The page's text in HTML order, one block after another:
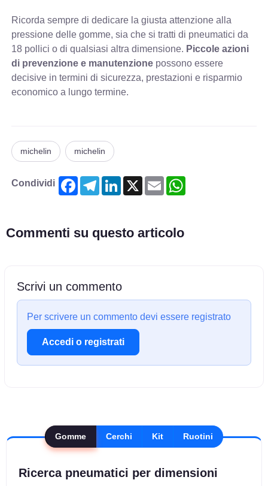
Ricorda sempre di dedicare la giusta attenzione alla
pressione delle gomme, sia che si tratti di pneumatici da
18 pollici o di qualsiasi altra dimensione. Piccole azioni
di prevenzione e manutenzione possono essere
decisive in termini di sicurezza, prestazioni e risparmio
economico a lungo termine.
michelin michelin
Condividi FacebookTelegramLinkedIn
X Email
Commenti su questo articolo
Scrivi un commento
Per scrivere un commento devi essere registrato
Accedi o registrati
Gomme Cerchi Kit Ruotini
Ricerca pneumatici per dimensioni